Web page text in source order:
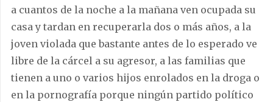
a cuantos de la noche a la mañana ven ocupada su
casa y tardan en recuperarla dos o más años, a la
joven violada que bastante antes de lo esperado ve
libre de la cárcel a su agresor, a las familias que
tienen a uno o varios hijos enrolados en la droga o
en la pornografía porque ningún partido político